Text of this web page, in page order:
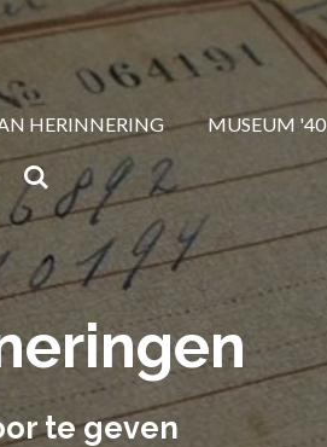
HERINNERING MUSEUM
te geven